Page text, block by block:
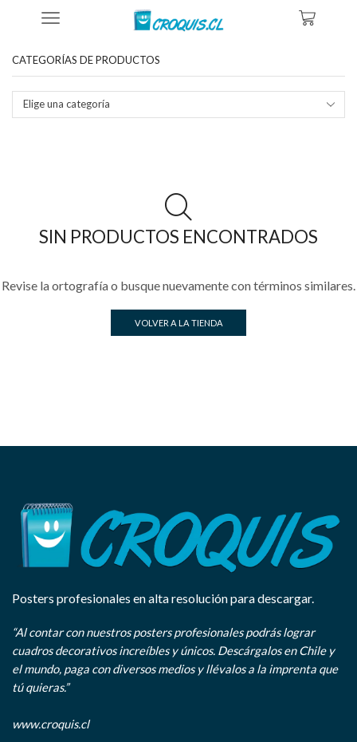
Tienda Productos Etiquetados “bob Marley Vectorizado”
CATEGORÍAS DE PRODUCTOS
Elige una categoría
SIN PRODUCTOS ENCONTRADOS
Revise la ortografía o busque nuevamente con términos similares.
VOLVER A LA TIENDA
Posters profesionales en alta resolución para descargar.
“Al contar con nuestros posters profesionales podrás lograr
cuadros decorativos increíbles y únicos. Descárgalos en Chile y
el mundo, paga con diversos medios y llévalos a la imprenta que
tú quieras.”
www.croquis.cl